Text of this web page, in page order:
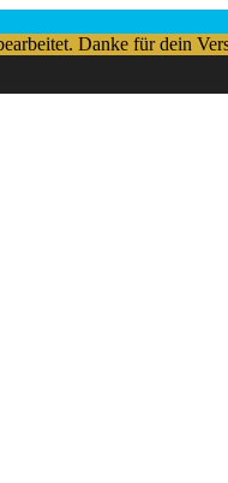
Danke für dein